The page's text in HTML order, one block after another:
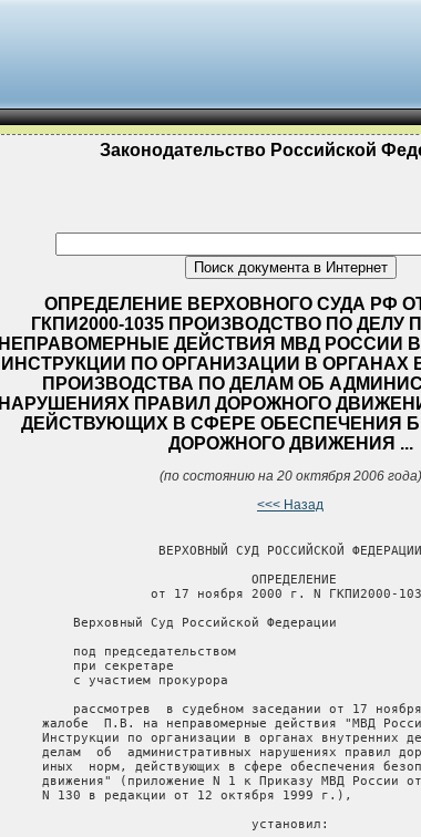
Законодательство Российской
ОПРЕДЕЛЕНИЕ ВЕРХОВНОГО СУДА РФ ОТ
ГКПИ2000-1035 ПРОИЗВОДСТВО ПО ДЕЛУ
НЕПРАВОМЕРНЫЕ ДЕЙСТВИЯ МВД РОССИИ
ИНСТРУКЦИИ ПО ОРГАНИЗАЦИИ В ОРГАНАХ
ПРОИЗВОДСТВА ПО ДЕЛАМ ОБ
НАРУШЕНИЯХ ПРАВИЛ ДОРОЖНОГО
ДЕЙСТВУЮЩИХ В СФЕРЕ ОБЕСПЕЧЕНИЯ
ДОРОЖНОГО ДВИЖЕНИЯ ...
(по состоянию на 20 октября 2006 года)
<<< Назад
                  ВЕРХОВНЫЙ СУД РОССИЙСКОЙ ФЕДЕРАЦИИ
                              ОПРЕДЕЛЕНИЕ
от 17 ноября 2000 г. N ГКПИ2000-
       Верховный Суд Российской Федерации
под председательством
при секретаре
с участием прокурора
рассмотрев  в судебном заседании от 17
жалобе  П.В. на неправомерные действия "МВД
Инструкции по организации в органах внутренних
делам  об  административных нарушениях правил
иных  норм, действующих в сфере обеспечения
движения" (приложение N 1 к Приказу МВД России
   N 130 в редакции от 12 октября 1999 г.),
                              установил: